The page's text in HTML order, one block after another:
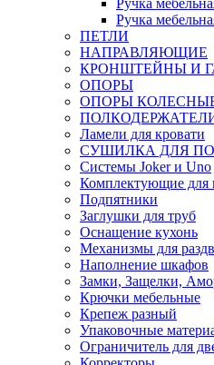
Ручка
Ручка
ПЕТЛИ
НАПРАВЛЯЮЩИЕ
КРОНШТЕЙНЫ И
ОПОРЫ
ОПОРЫ
Ламели для кровати
СУШИЛКА ДЛЯ
Системы Joker и Uno
Комплектующие для
Подпятники
Заглушки для труб
Оснащение кухонь
Механизмы для
Наполнение шкафов
Замки, Защелки,
Крючки мебельные
Крепеж разный
Упаковочные
Ограничитель для